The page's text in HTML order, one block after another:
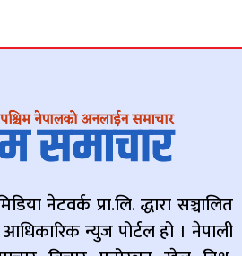
नेटवर्क प्रा.लि. द्धारा सञ्चालित
न्युज पोर्टल हो । नेपाली